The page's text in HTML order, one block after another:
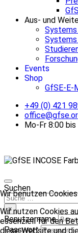
Aus- und
Systems
Systems
Events
Shop
GfSE-E-
+49 (0) 421
Mo-Fr 8:00
Wir benutzen Cookies
Wir nutzen Cookies
essenziell für den
diese Website und
Suchen
×
Benutzername
Passwort